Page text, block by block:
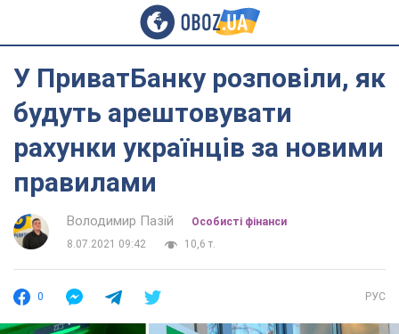
У ПриватБанку розповіли, як
будуть арештовувати
рахунки українців за новими
правилами
Володимир Пазій
Особисті фінанси
8.07.2021 09:42
10,6 т.
0 РУС